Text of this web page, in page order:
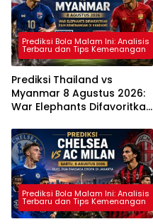
Prediksi Bola Malam Ini: Analisis
Terbaru dan Tips Kemenangan
Prediksi Thailand vs
Myanmar 8 Agustus 2026:
War Elephants Difavoritkan
Kandang
Prediksi Bola Malam Ini: Analisis
Terbaru dan Tips Kemenangan